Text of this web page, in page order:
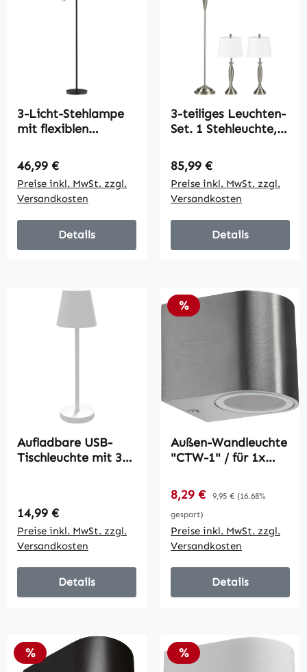
3-Licht-Stehlampe
mit flexiblen
baumähnliche
Struktur, für
Wohnzimmer und
Schlafzimmer,
Metall, Schwarz
Regulärer Preis:
46,99 €
Preise inkl. MwSt. zzgl.
Versandkosten
Details
3-teiliges Leuchten-
Set. 1 Stehleuchte, 2
Leinenoptik; 38 cm
x 38 cm x 158 cm,
Silber + Weiß
Regulärer Preis:
85,99 €
Preise inkl. MwSt. zzgl.
Versandkosten
Details
Aufladbare USB-
Tischleuchte mit 3
mit Touch-Schalter,
Metall, Weiß
Regulärer Preis:
14,99 €
Preise inkl. MwSt. zzgl.
Versandkosten
Details
Rabatt
%
Außen-Wandleuchte
"CTW-1" / für 1x
Edelstahl poliert
Verkaufspreis:
8,29 € Regulärer Preis:
9,95 € (16.68%
gespart)
Preise inkl. MwSt. zzgl.
Versandkosten
Details
Rabatt
% Rabatt
%